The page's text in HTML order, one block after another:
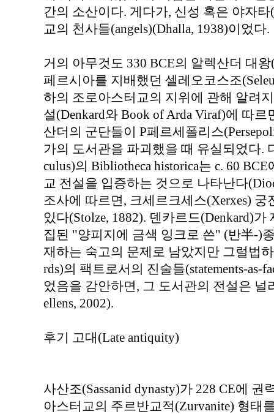
간의 소산이다. 게다가, 신성 혹은 야자
교의 천사들(angels)(Dhalla, 1938)이었다.
거의 아무것도 330 BCE의 알렉산더 대왕
페르시아를 지배했던 셀레오코스조
하의 조로아스터교의 지위에 관해 알려
설(Denkard와 Book of Arda Viraf)에 따
산더의 군단들이 P페르세폴리스
가의 도서관을 파괴했을 때 유실되었다.
culus)의 Bibliotheca historica는 c. 60
교 전설을 입증하는 것으로 나타난다
조사에 따르면, 크세르크세스(Xerxes)
있다(Stolze, 1882). 덴카르드(Denkard)
집된 "양피지에 금색 잉크로 쓴" (반半-)
재하는 숙고의 문제로 남았지만 그럴법
rds)의 팩트로서의 진술들(statements-as-
었음을 감안하면, 그 도서관의 전설은
ellens, 2002).
후기 고대(Late antiquity)
사산조(Sassanid dynasty)가 228 CE에
아스터교의 주르반교적(Zurvanite) 형태